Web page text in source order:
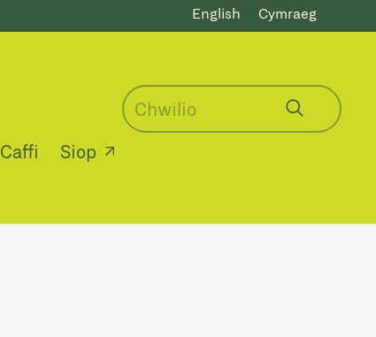
English Cymraeg
Caffi Siop